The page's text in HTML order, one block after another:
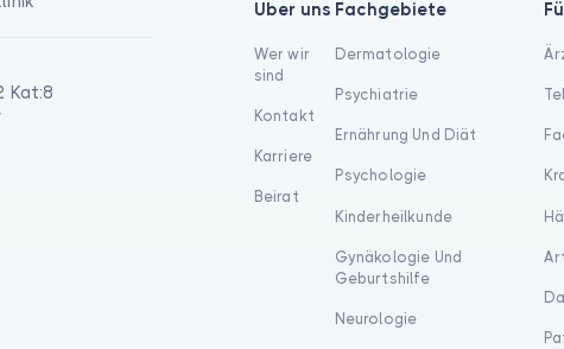
Kat:8
Über uns
Wer wir
sind
Kontakt
Karriere
Beirat
Fachgebiete
Dermatologie
Psychiatrie
Ernährung Und Diät
Psychologie
Kinderheilkunde
Gynäkologie Und
Geburtshilfe
Neurologie